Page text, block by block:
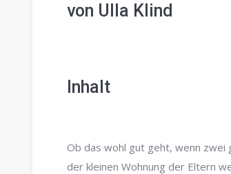
von Ulla Klind
Inhalt
Ob das wohl gut geht, wenn zwei
der kleinen Wohnung der Eltern